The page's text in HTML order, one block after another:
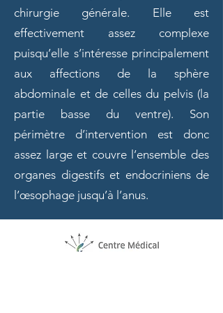
Nous connaitre
chirurgie générale. Elle est
effectivement assez complexe
puisqu’elle s’intéresse principalement
aux affections de la sphère
abdominale et de celles du pelvis (la
partie basse du ventre). Son
périmètre d’intervention est donc
assez large et couvre l’ensemble des
organes digestifs et endocriniens de
l’œsophage jusqu’à l’anus.